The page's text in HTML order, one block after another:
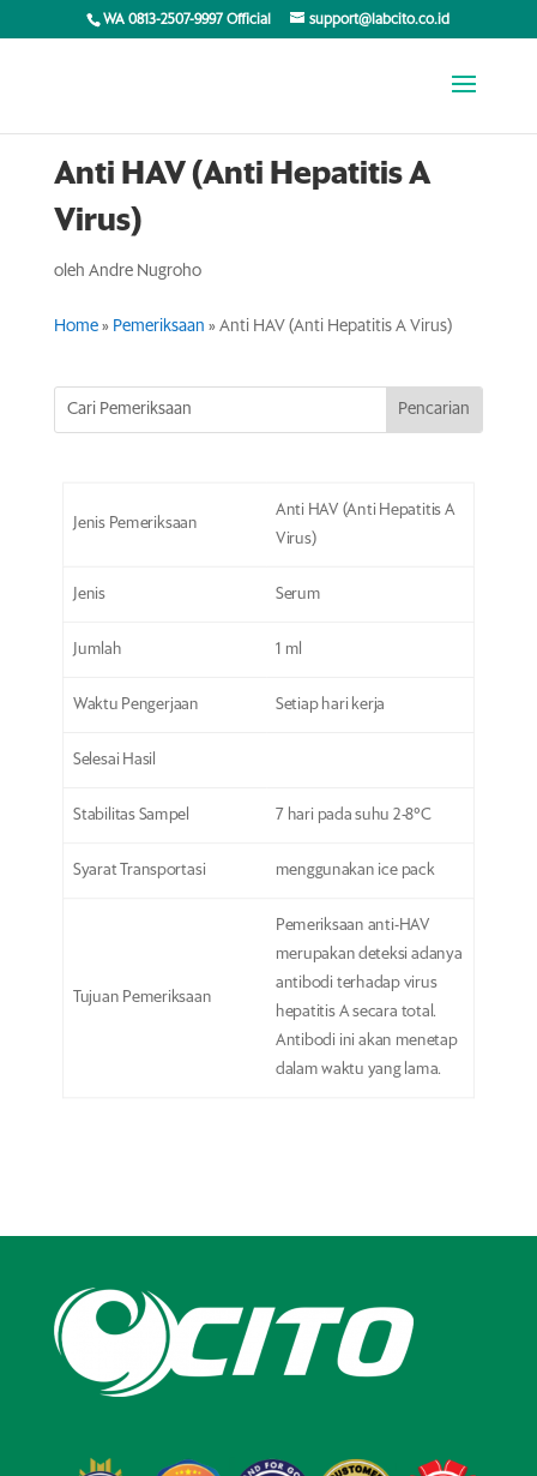
WA 0813-2507-9997 Official support@labcito.co.id
Anti HAV (Anti Hepatitis A
Virus)
oleh Andre Nugroho
Home» Pemeriksaan » Anti HAV (Anti Hepatitis A Virus)
Jenis Pemeriksaan
Anti HAV (Anti Hepatitis A
Virus)
Jenis Serum
Jumlah 1 ml
Waktu Pengerjaan Setiap hari kerja
Selesai Hasil
Stabilitas Sampel 7 hari pada suhu 2-8°C
Syarat Transportasi menggunakan ice pack
Tujuan Pemeriksaan
Pemeriksaan anti-HAV
merupakan deteksi adanya
antibodi terhadap virus
hepatitis A secara total.
Antibodi ini akan menetap
dalam waktu yang lama.